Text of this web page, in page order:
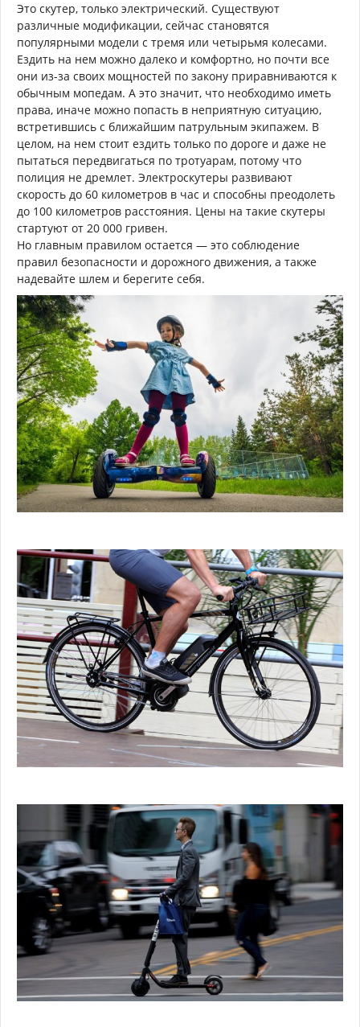
Это скутер, только электрический. Существуют
различные модификации, сейчас становятся
популярными модели с тремя или четырьмя колесами.
Ездить на нем можно далеко и комфортно, но почти все
они из-за своих мощностей по закону приравниваются к
обычным мопедам. А это значит, что необходимо иметь
права, иначе можно попасть в неприятную ситуацию,
встретившись с ближайшим патрульным экипажем. В
целом, на нем стоит ездить только по дороге и даже не
пытаться передвигаться по тротуарам, потому что
полиция не дремлет. Электроскутеры развивают
скорость до 60 километров в час и способны преодолеть
до 100 километров расстояния. Цены на такие скутеры
стартуют от 20 000 гривен.
Но главным правилом остается — это соблюдение
правил безопасности и дорожного движения, а также
надевайте шлем и берегите себя.